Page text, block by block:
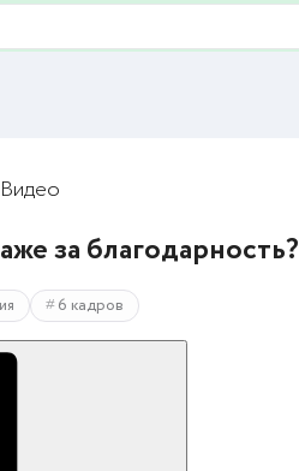
Видео
за благодарность?
6 кадров